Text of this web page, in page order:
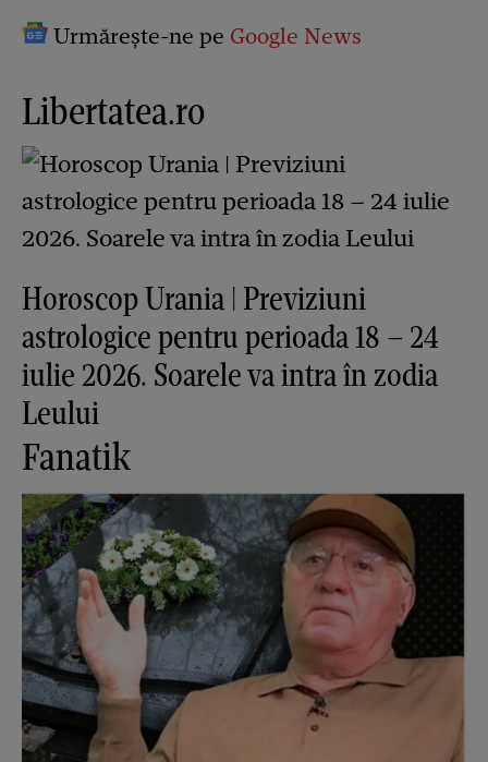
Urmărește-ne pe Google News
Libertatea.ro
Horoscop Urania | Previziuni
astrologice pentru perioada 18 – 24
iulie 2026. Soarele va intra în zodia
Leului
Fanatik